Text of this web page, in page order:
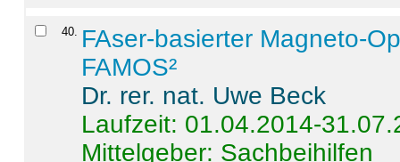
40. FAser-basierter Magneto-
FAMOS²
Dr. rer. nat. Uwe Beck
Laufzeit: 01.04.2014-
Mittelgeber: Sachbeihilfen